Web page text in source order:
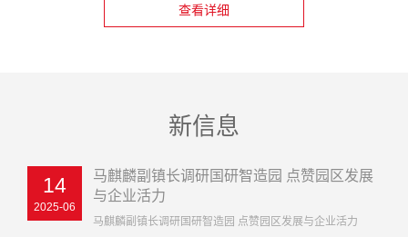
查看详细
新信息
14
2025-06
马麒麟副镇长调研国研智造园 点赞园区发展
与企业活力
马麒麟副镇长调研国研智造园 点赞园区发展与企业活力